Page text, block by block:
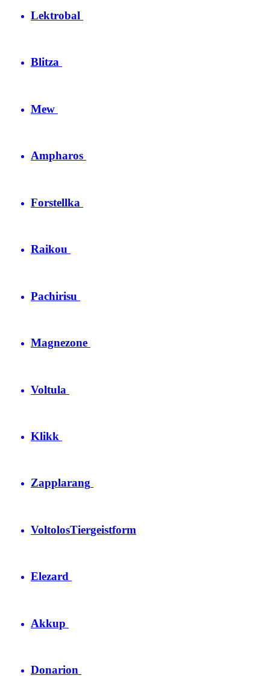
Lektrobal
Blitza
Mew
Ampharos
Forstellka
Raikou
Pachirisu
Magnezone
Voltula
Klikk
Zapplarang
VoltolosTiergeistform
Elezard
Akkup
Donarion